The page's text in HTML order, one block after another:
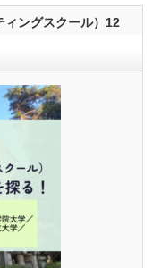
ィングスクール）12